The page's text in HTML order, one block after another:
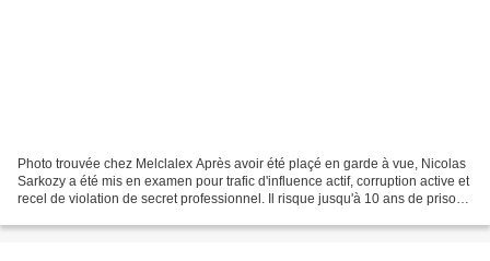
Photo trouvée chez Melclalex Après avoir été plaçé en garde à vue, Nicolas
Sarkozy a été mis en examen pour trafic d'influence actif, corruption active et
recel de violation de secret professionnel. Il risque jusqu'à 10 ans de prison.